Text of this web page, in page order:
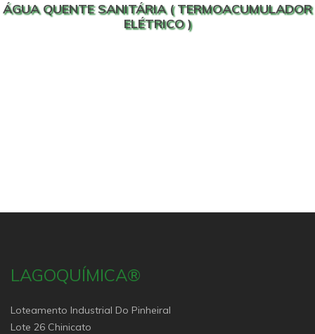
ÁGUA QUENTE SANITÁRIA ( TERMOACUMULADOR
ELÉTRICO )
LAGOQUÍMICA®
Loteamento Industrial Do Pinheiral
Lote 26 Chinicato